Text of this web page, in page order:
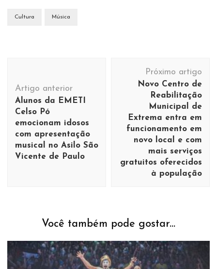
Cultura Música
post
Artigo anterior
Alunos da EMETI
Celso Pó
emocionam idosos
com apresentação
musical no Asilo São
Vicente de Paulo
Próximo artigo
Novo Centro de
Reabilitação
Municipal de
Extrema entra em
funcionamento em
novo local e com
mais serviços
gratuitos oferecidos
à população
Você também pode gostar...